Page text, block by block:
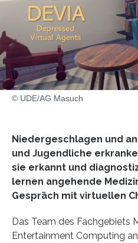
© UDE/AG Masuch
Niedergeschlagen und
und Jugendliche
sie erkannt und
lernen angehende
Gespräch mit virtuellen
Das Team des Fachgebiets
Entertainment Computing